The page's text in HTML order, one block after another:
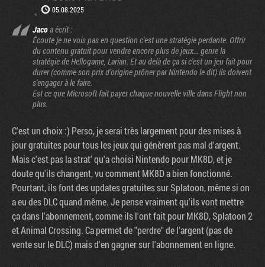
05.08.2025
Jacoa écrit :
Écoute je ne vois pas en question c'est une stratégie perdante. Offrir
du contenu gratuit pour vendre encore plus de jeux... genre la
stratégie de Hellogame, Larian. Et au delà de ça si c'est un jeu fait pour
durer (comme son prix d'origine prôner par Nintendo le dit) ils doivent
s'engager à le faire.
Est ce que Microsoft fait payer chaque nouvelle ville dans Flight non
plus.
C'est un choix :) Perso, je serai très largement pour des mises à
jour gratuites pour tous les jeux qui génèrent pas mal d'argent.
Mais c'est pas la strat' qu'a choisi Nintendo pour MK8D, et je
doute qu'ils changent, vu comment MK8D a bien fonctionné.
Pourtant, ils font des updates gratuites sur Splatoon, même si on
a eu des DLC quand même. Je pense vraiment qu'ils vont mettre
ça dans l'abonnement, comme ils l'ont fait pour MK8D, Splatoon 2
et Animal Crossing. Ca permet de "perdre" de l'argent (pas de
vente sur le DLC) mais d'en gagner sur l'abonnement en ligne.